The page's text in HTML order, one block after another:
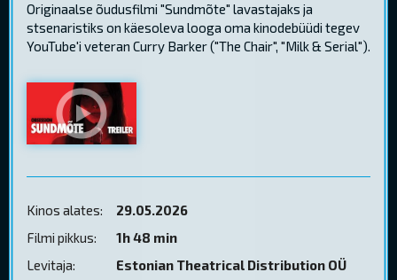
Originaalse õudusfilmi "Sundmõte" lavastajaks ja
stsenaristiks on käesoleva looga oma kinodebüüdi tegev
YouTube'i veteran Curry Barker ("The Chair", "Milk & Serial").
Kinos alates:
29.05.2026
Filmi pikkus:
1h 48 min
Levitaja:
Estonian Theatrical Distribution OÜ